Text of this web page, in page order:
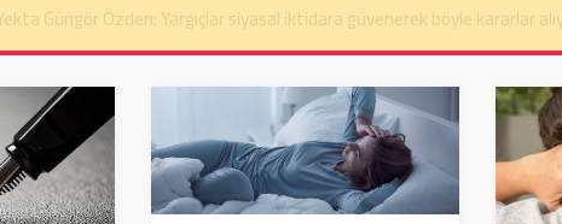
Güngör Özden: Yargıçlar siyasal iktidara güvenerek böyle kararlar